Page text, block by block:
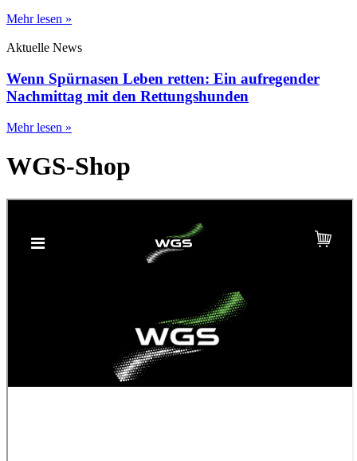
Mehr lesen »
Aktuelle News
Wenn Spürnasen Leben retten: Ein aufregender
Nachmittag mit den Rettungshunden
Mehr lesen »
WGS-Shop